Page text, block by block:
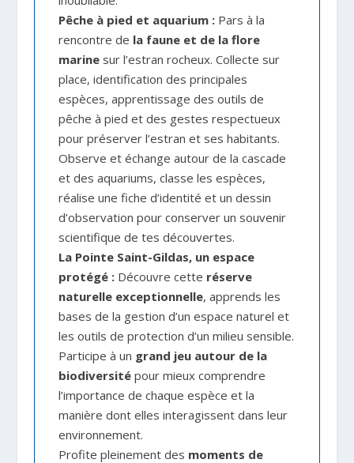
Pêche à pied et aquarium :Pars à la
rencontre de la faune et de la flore
marinesur l’estran rocheux. Collecte sur
place, identification des principales
espèces, apprentissage des outils de
pêche à pied et des gestes respectueux
pour préserver l’estran et ses habitants.
Observe et échange autour de la cascade
et des aquariums, classe les espèces,
réalise une fiche d’identité et un dessin
d’observation pour conserver un souvenir
scientifique de tes découvertes.
La Pointe Saint-Gildas, un espace
protégé :Découvre cette réserve
naturelle exceptionnelle, apprends les
bases de la gestion d’un espace naturel et
les outils de protection d’un milieu sensible.
Participe à un grand jeu autour de la
biodiversitépour mieux comprendre
l’importance de chaque espèce et la
manière dont elles interagissent dans leur
environnement.
Profite pleinement des moments de